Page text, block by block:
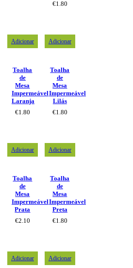
€1.80
Adicionar
Toalha
de
Mesa
Impermeável
Laranja
€1.80
Adicionar
Toalha
de
Mesa
Impermeável
Lilás
€1.80
Adicionar
Toalha
de
Mesa
Impermeável
Prata
€2.10
Adicionar
Toalha
de
Mesa
Impermeável
Preta
€1.80
Adicionar Adicionar